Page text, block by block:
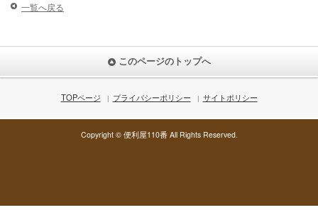
一覧へ戻る
このページのトップへ
TOPページ プライバシーポリシー サイトポリシー
Copyright © 便利屋110番 All Rights Reserved.